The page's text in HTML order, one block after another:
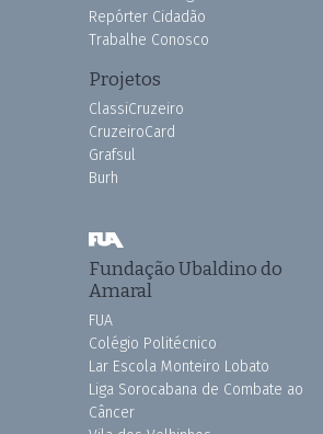
Repórter Cidadão
Trabalhe Conosco
Projetos
ClassiCruzeiro
CruzeiroCard
Grafsul
Burh
Fundação Ubaldino do
Amaral
FUA
Colégio Politécnico
Lar Escola Monteiro Lobato
Liga Sorocabana de Combate ao
Câncer